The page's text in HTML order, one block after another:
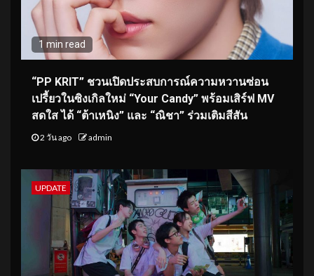
1 min read
“PP KRIT” ชวนเปิดประสบการณ์ความหวานซ่อน
เปรี้ยวในซิงเกิลใหม่ “Your Candy” พร้อมเสิร์ฟ MV
สดใส ได้ “ต้าเหนิง” และ “ณิชา” ร่วมเติมสีสัน
2 วัน ago admin
UPDATE